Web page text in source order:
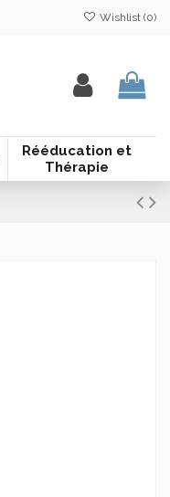
Wishlist (0)
Rééducation et
Thérapie